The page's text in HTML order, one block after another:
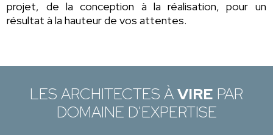
projet, de la conception à la réalisation, pour un
résultat à la hauteur de vos attentes.
LES ARCHITECTES ÀVIRE PAR
DOMAINE D'EXPERTISE